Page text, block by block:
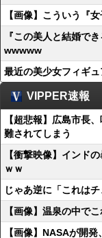
【画像】こういう『
『この美人と結婚で
wwwww
最近の美少女フィギ
VIPPER速報
【超悲報】広島市長
難されてしまう
【衝撃映像】インド
ｗｗ
じゃあ逆に「これは
【画像】温泉の中で
【画像】NASAが開